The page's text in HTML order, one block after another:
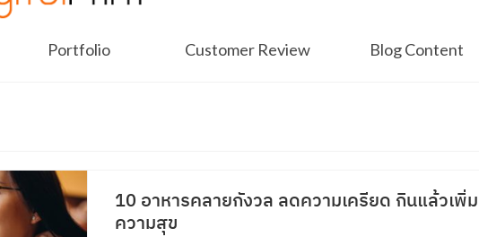
Portfolio Customer Review Blog Content
10 อาหารคลายกังวล ลดความเครียด กินแล้วเพิ่ม
ความสุข